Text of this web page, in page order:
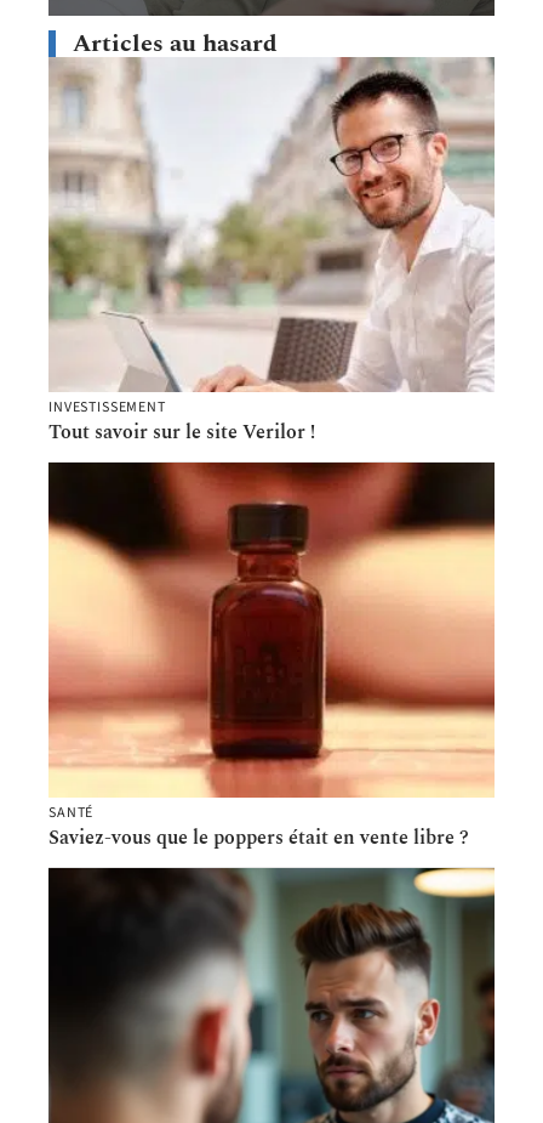
Articles au hasard
INVESTISSEMENT
Tout savoir sur le site Verilor !
SANTÉ
Saviez-vous que le poppers était en vente libre ?